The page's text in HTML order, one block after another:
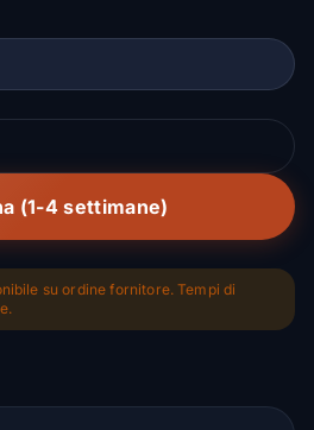
(1-4 settimane)
su ordine fornitore. Tempi di